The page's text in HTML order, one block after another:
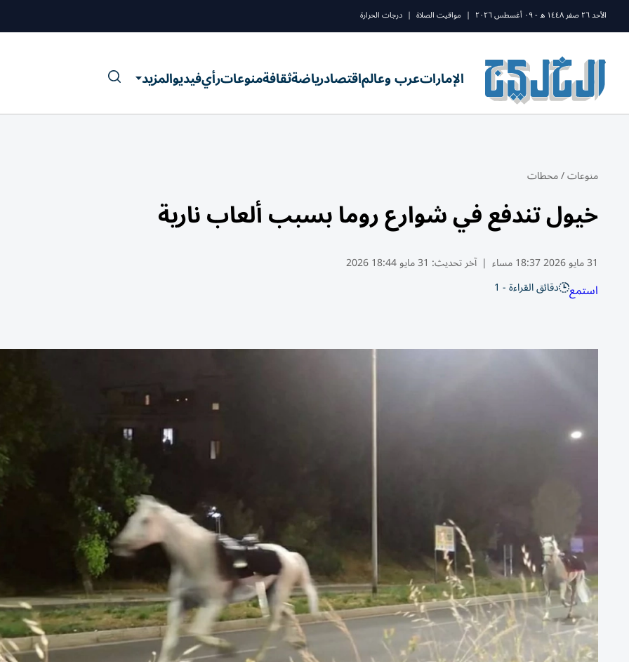
الأحد ٢٦ صفر ١٤٤٨ ه - ٠٩ أغسطس ٢٠٢٦ | مواقيت الصلاة | درجات الحرارة
الإماراتعرب وعالماقتصادرياضةثقافةمنوعاترأيفيديوالمزيد
منوعات/محطات
خيول تندفع في شوارع روما بسبب ألعاب نارية
31 مايو 2026 18:37 مساء | آخر تحديث: 31 مايو 18:44 2026
استمع دقائق القراءة - 1